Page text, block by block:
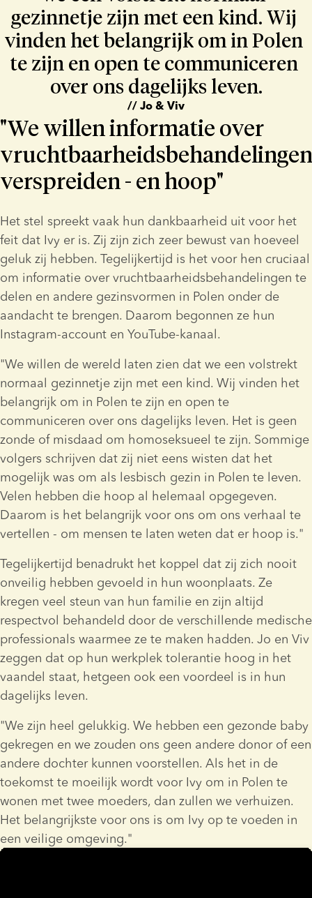
gezinnetje zijn met een kind. Wij
vinden het belangrijk om in Polen
te zijn en open te communiceren
over ons dagelijks leven.
// Jo & Viv
"We willen informatie over
vruchtbaarheidsbehandelingen
verspreiden - en hoop"
Het stel spreekt vaak hun dankbaarheid uit voor het
feit dat Ivy er is. Zij zijn zich zeer bewust van hoeveel
geluk zij hebben. Tegelijkertijd is het voor hen cruciaal
om informatie over vruchtbaarheidsbehandelingen te
delen en andere gezinsvormen in Polen onder de
aandacht te brengen. Daarom begonnen ze hun
Instagram-account en YouTube-kanaal.
"We willen de wereld laten zien dat we een volstrekt
normaal gezinnetje zijn met een kind. Wij vinden het
belangrijk om in Polen te zijn en open te
communiceren over ons dagelijks leven. Het is geen
zonde of misdaad om homoseksueel te zijn. Sommige
volgers schrijven dat zij niet eens wisten dat het
mogelijk was om als lesbisch gezin in Polen te leven.
Velen hebben die hoop al helemaal opgegeven.
Daarom is het belangrijk voor ons om ons verhaal te
vertellen - om mensen te laten weten dat er hoop is."
Tegelijkertijd benadrukt het koppel dat zij zich nooit
onveilig hebben gevoeld in hun woonplaats. Ze
kregen veel steun van hun familie en zijn altijd
respectvol behandeld door de verschillende medische
professionals waarmee ze te maken hadden. Jo en Viv
zeggen dat op hun werkplek tolerantie hoog in het
vaandel staat, hetgeen ook een voordeel is in hun
dagelijks leven.
"We zijn heel gelukkig. We hebben een gezonde baby
gekregen en we zouden ons geen andere donor of een
andere dochter kunnen voorstellen. Als het in de
toekomst te moeilijk wordt voor Ivy om in Polen te
wonen met twee moeders, dan zullen we verhuizen.
Het belangrijkste voor ons is om Ivy op te voeden in
een veilige omgeving."